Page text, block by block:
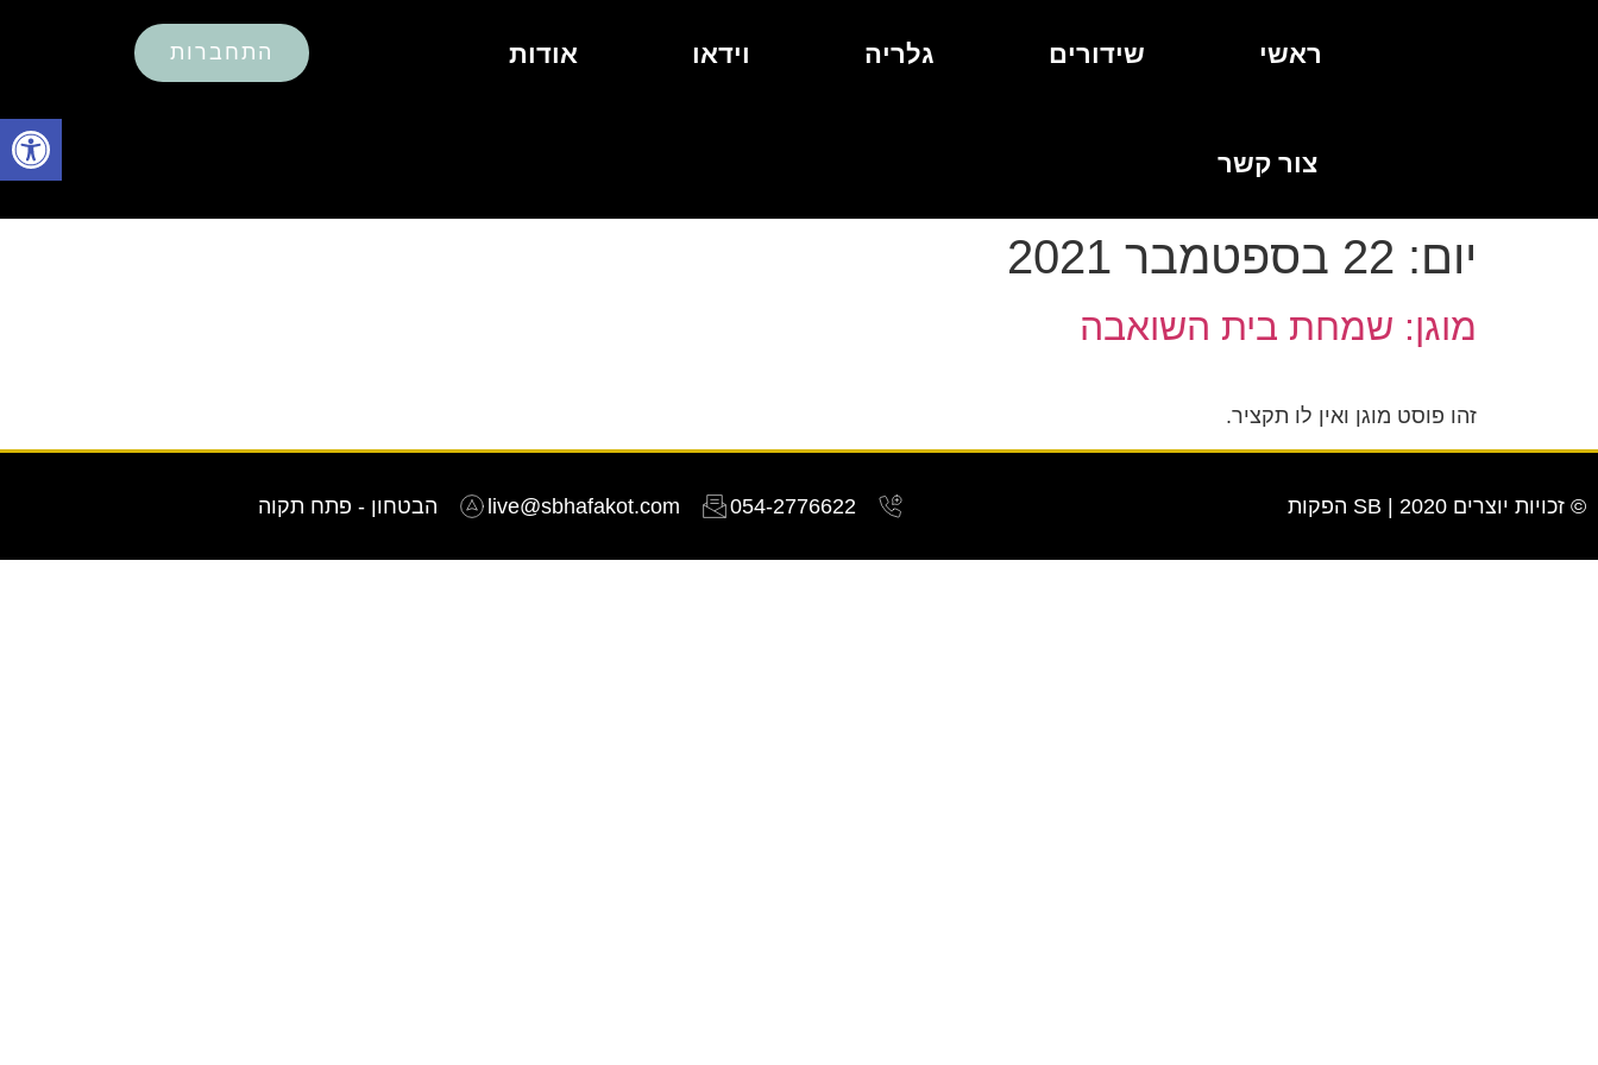
פתח
ראשי שידורים גלריה וידאו אודות
צור קשר
התחברות
יום: 22 בספטמבר 2021
מוגן: שמחת בית השואבה
זהו פוסט מוגן ואין לו תקציר.
© זכויות יוצרים 2020 | SB הפקות 054-2776622
live@sbhafakot.com הבטחון - פתח תקוה